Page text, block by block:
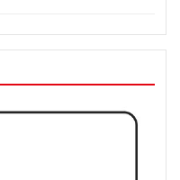
Dap vizyonuyla